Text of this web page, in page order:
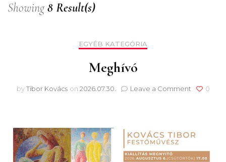
Showing8 Result(s)
EGYÉB KATEGÓRIA
Meghívó
byTibor Kovács on 2026.07.30. Leave a Commenton
0